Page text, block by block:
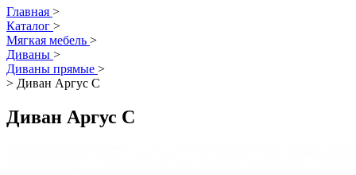
Главная >
Каталог >
Мягкая мебель >
Диваны >
Диваны прямые >
> Диван Аргус С
Диван Аргус С